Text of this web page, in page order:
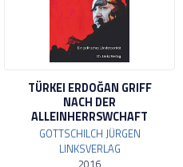
TÜRKEI ERDOĞAN GRIFF
NACH DER
ALLEINHERRSWCHAFT
GOTTSCHILCH JÜRGEN
LINKSVERLAG
2016